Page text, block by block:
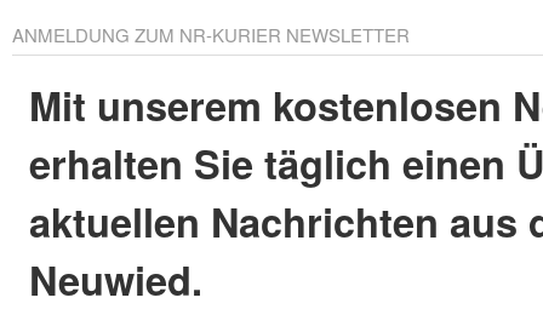
ANMELDUNG ZUM NR-KURIER NEWSLETTER
Mit unserem kostenlosen
erhalten Sie täglich einen
aktuellen Nachrichten aus
Neuwied.